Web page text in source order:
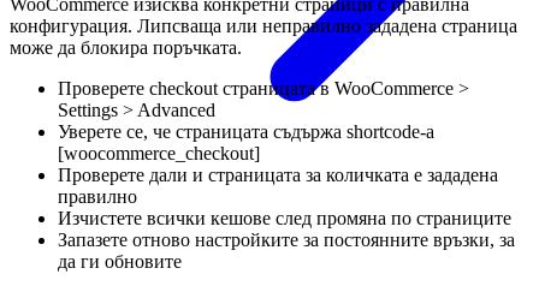
WooCommerce изисква конкретни страници с правилна
конфигурация. Липсваща или неправилно зададена страница
може да блокира поръчката.
Проверете checkout страницата в WooCommerce >
Settings > Advanced
Уверете се, че страницата съдържа shortcode-а
[woocommerce_checkout]
Проверете дали и страницата за количката е зададена
правилно
Изчистете всички кешове след промяна по страниците
Запазете отново настройките за постоянните връзки, за
да ги обновите